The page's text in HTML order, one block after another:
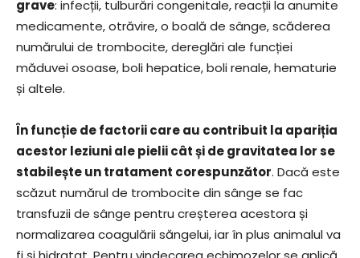
grave: infecții, tulburări congenitale, reacții la anumite
medicamente, otrăvire, o boală de sânge, scăderea
numărului de trombocite, dereglări ale funcției
măduvei osoase, boli hepatice, boli renale, hematurie
și altele.
În funcție de factorii care au contribuit la apariția
acestor leziuni ale pielii cât și de gravitatea lor se
stabilește un tratament corespunzător. Dacă este
scăzut numărul de trombocite din sânge se fac
transfuzii de sânge pentru creșterea acestora și
normalizarea coagulării săngelui, iar în plus animalul va